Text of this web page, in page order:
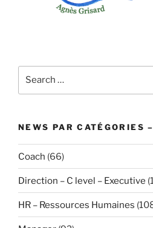
NEWS PAR CATÉGORIES
Coach (66)
Direction – C level – Executive
HR – Ressources Humaines